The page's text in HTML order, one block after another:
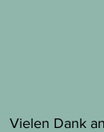
Vielen Dank